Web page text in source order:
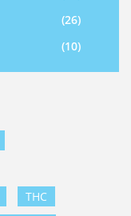
(26)
(10)
THC